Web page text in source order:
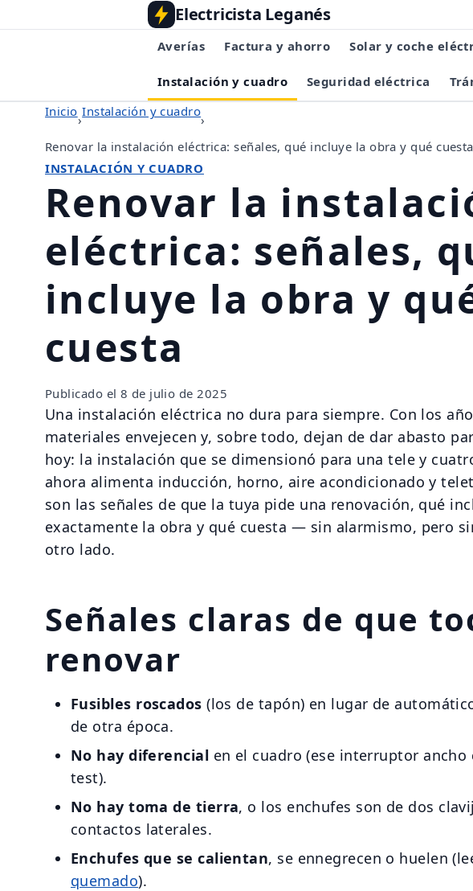
Electricista Leganés
Averías Factura y ahorro Solar y coche
Instalación y cuadro Seguridad eléctrica
Inicio
›
Instalación y cuadro
›
Renovar la instalación eléctrica: señales, qué incluye la obra y qué cuesta
INSTALACIÓN Y CUADRO
Renovar la
eléctrica: señales,
incluye la obra y
cuesta
Publicado el 8 de julio de 2025
Una instalación eléctrica no dura para siempre. Con los
materiales envejecen y, sobre todo, dejan de dar abasto
hoy: la instalación que se dimensionó para una tele y
ahora alimenta inducción, horno, aire acondicionado y
son las señales de que la tuya pide una renovación, qué
exactamente la obra y qué cuesta — sin alarmismo, pero
otro lado.
Señales claras de que
renovar
Fusibles roscados (los de tapón) en lugar de
de otra época.
No hay diferencial en el cuadro (ese interruptor
test).
No hay toma de tierra, o los enchufes son de dos
contactos laterales.
Enchufes que se calientan, se ennegrecen o huelen
quemado).